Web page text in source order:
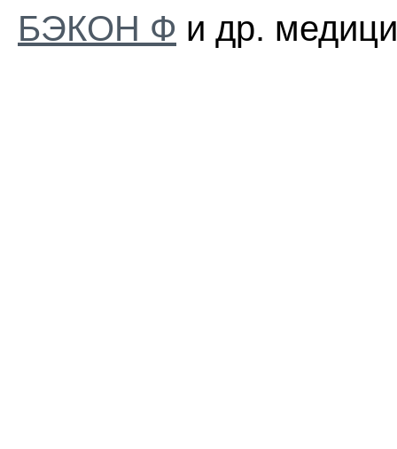
БЭКОН Ф и др.